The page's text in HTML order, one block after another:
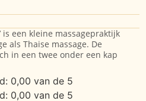
is een kleine massagepraktijk
als Thaise massage. De
in een twee onder een kap